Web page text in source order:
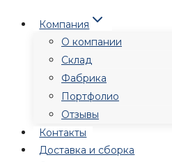
Перейти
содержимому
Компания
О компании
Склад
Фабрика
Портфолио
Отзывы
Контакты
Доставка и сборка